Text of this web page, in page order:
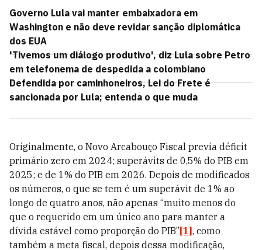
Governo Lula vai manter embaixadora em
Washington e não deve revidar sanção diplomática
dos EUA
'Tivemos um diálogo produtivo', diz Lula sobre Petro
em telefonema de despedida a colombiano
Defendida por caminhoneiros, Lei do Frete é
sancionada por Lula; entenda o que muda
Originalmente, o Novo Arcabouço Fiscal previa déficit
primário zero em 2024; superávits de 0,5% do PIB em
2025; e de 1% do PIB em 2026. Depois de modificados
os números, o que se tem é um superávit de 1% ao
longo de quatro anos, não apenas “muito menos do
que o requerido em um único ano para manter a
dívida estável como proporção do PIB”[1] , como
também a meta fiscal, depois dessa modificação,